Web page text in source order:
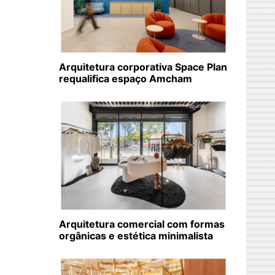
Arquitetura corporativa Space Plan
requalifica espaço Amcham
Arquitetura comercial com formas
orgânicas e estética minimalista